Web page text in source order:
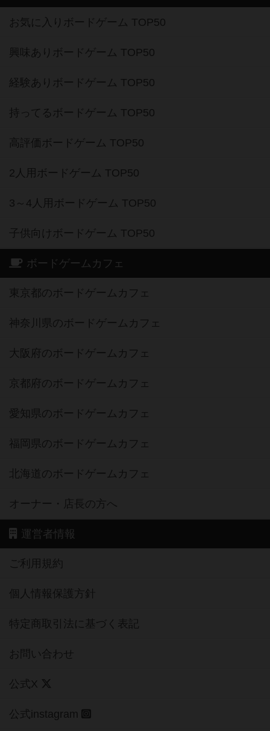
お気に入りボードゲーム TOP50
興味ありボードゲーム TOP50
経験ありボードゲーム TOP50
持ってるボードゲーム TOP50
高評価ボードゲーム TOP50
2人用ボードゲーム TOP50
3～4人用ボードゲーム TOP50
子供向けボードゲーム TOP50
ボードゲームカフェ
東京都のボードゲームカフェ
神奈川県のボードゲームカフェ
大阪府のボードゲームカフェ
京都府のボードゲームカフェ
愛知県のボードゲームカフェ
福岡県のボードゲームカフェ
北海道のボードゲームカフェ
オーナー・店長の方へ
運営者情報
ご利用規約
個人情報保護方針
特定商取引法に基づく表記
お問い合わせ
公式X
公式instagram